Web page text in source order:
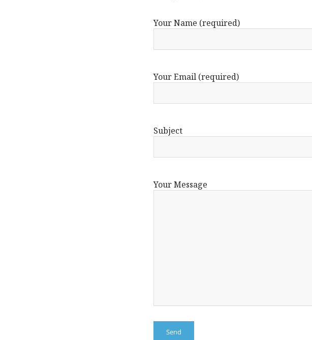
Your Name (required)
Your Email (required)
Subject
Your Message